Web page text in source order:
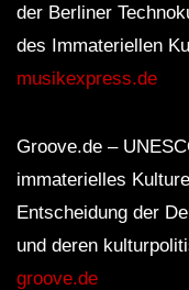
der Berliner
des Immateriellen
musikexpress.de
Groove.de –
immaterielles
Entscheidung der
und deren
groove.de